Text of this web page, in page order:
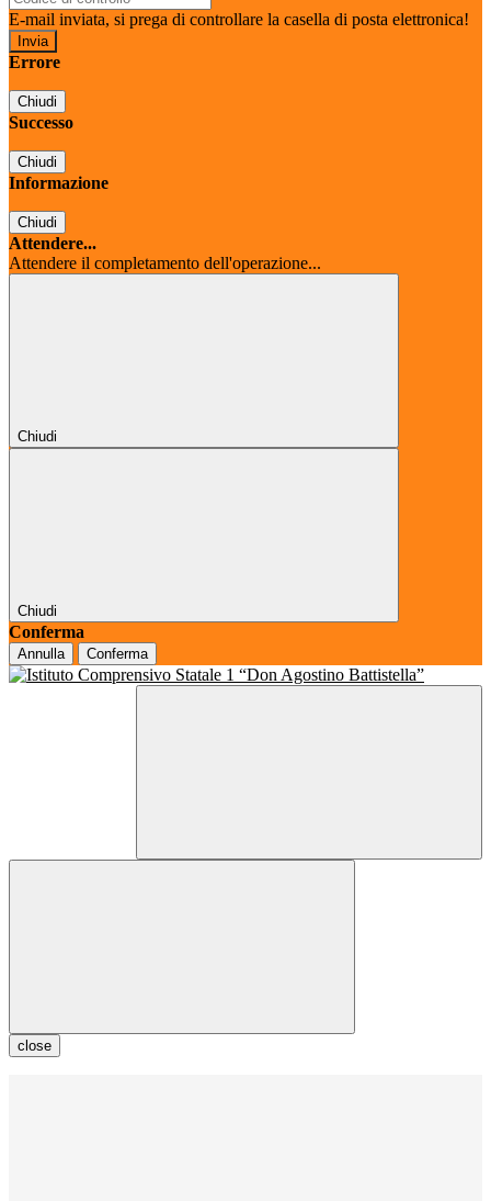
E-mail inviata, si prega di controllare la casella di posta elettronica!
Errore
Chiudi
Successo
Chiudi
Informazione
Chiudi
Attendere...
Attendere il completamento dell'operazione...
Chiudi
Chiudi
Conferma
Annulla Conferma
close